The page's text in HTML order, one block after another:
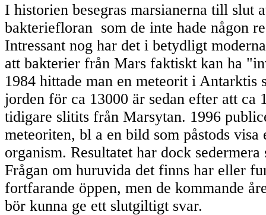
I historien besegras marsianerna till slut
bakteriefloran som de inte hade någon
Intressant nog har det i betydligt
att bakterier från Mars faktiskt kan ha
1984 hittade man en meteorit i
jorden för ca 13000 är sedan efter att ca
tidigare slitits från Marsytan. 1996
meteoriten, bl a en bild som påstods visa
organism. Resultatet har dock
Frågan om huruvida det finns har eller
fortfarande öppen, men de kommande
bör kunna ge ett slutgiltigt svar.